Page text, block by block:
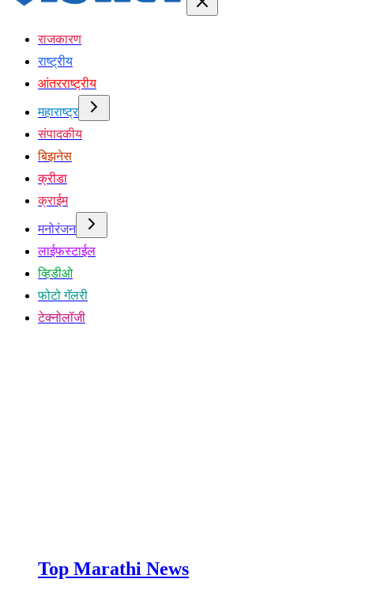
राजकारण
राष्ट्रीय
आंतरराष्ट्रीय
महाराष्ट्र
संपादकीय
बिझनेस
क्रीडा
क्राईम
मनोरंजन
लाईफस्टाईल
व्हिडीओ
फोटो गॅलरी
टेक्नोलॉजी
Top Marathi News